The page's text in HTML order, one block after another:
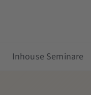
Inhouse Seminare